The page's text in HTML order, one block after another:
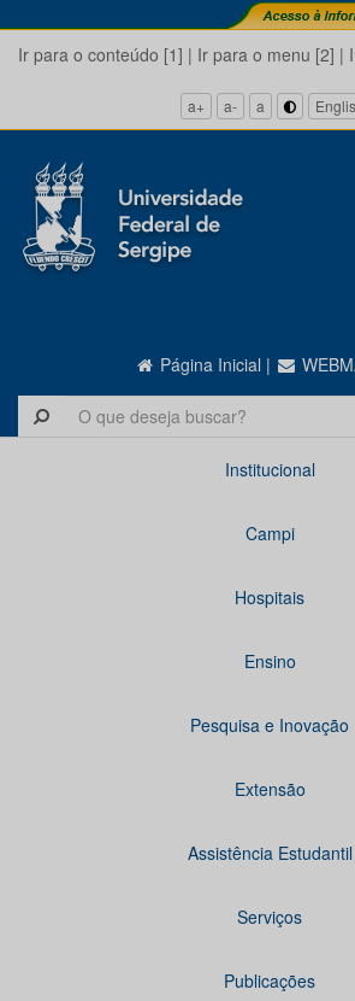
Ir para o conteúdo [1] | Ir para o menu [2] |
a+ a- a
Página Inicial |
Institucional
Campi
Hospitais
Ensino
Pesquisa e Inovação
Extensão
Assistência Estudantil
Serviços
Publicações